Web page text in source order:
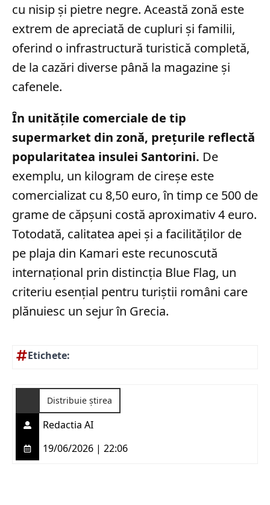
cu nisip și pietre negre. Această zonă este
extrem de apreciată de cupluri și familii,
oferind o infrastructură turistică completă,
de la cazări diverse până la magazine și
cafenele.
În unitățile comerciale de tip
supermarket din zonă, prețurile reflectă
popularitatea insulei Santorini. De
exemplu, un kilogram de cireșe este
comercializat cu 8,50 euro, în timp ce 500 de
grame de căpșuni costă aproximativ 4 euro.
Totodată, calitatea apei și a facilităților de
pe plaja din Kamari este recunoscută
internațional prin distincția Blue Flag, un
criteriu esențial pentru turiștii români care
plănuiesc un sejur în Grecia.
Etichete:
Distribuie știrea
Redactia AI
19/06/2026 | 22:06